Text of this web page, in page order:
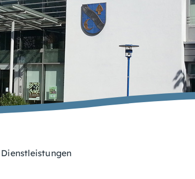
Dienstleistungen